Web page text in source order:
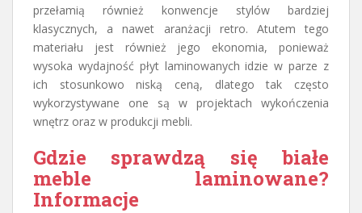
przełamią również konwencje stylów bardziej
klasycznych, a nawet aranżacji retro. Atutem tego
materiału jest również jego ekonomia, ponieważ
wysoka wydajność płyt laminowanych idzie w parze z
ich stosunkowo niską ceną, dlatego tak często
wykorzystywane one są w projektach wykończenia
wnętrz oraz w produkcji mebli.
Gdzie sprawdzą się białe
meble laminowane?
Informacje